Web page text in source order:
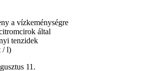
a vízkeménységre
által
tenzidek
/ l)
11.